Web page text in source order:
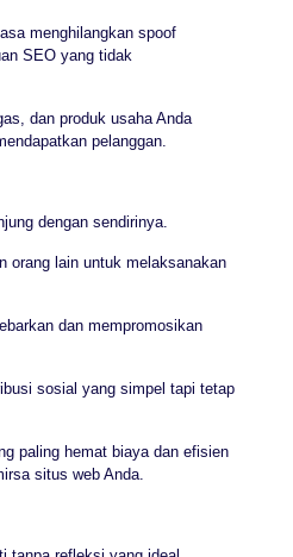
menghilangkan spoof
SEO yang tidak
dan produk usaha Anda
pelanggan.
dengan sendirinya.
orang lain untuk melaksanakan
dan mempromosikan
sosial yang simpel tapi tetap
paling hemat biaya dan efisien
situs web Anda.